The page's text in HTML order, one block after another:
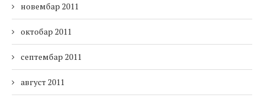
новембар 2011
октобар 2011
септембар 2011
август 2011